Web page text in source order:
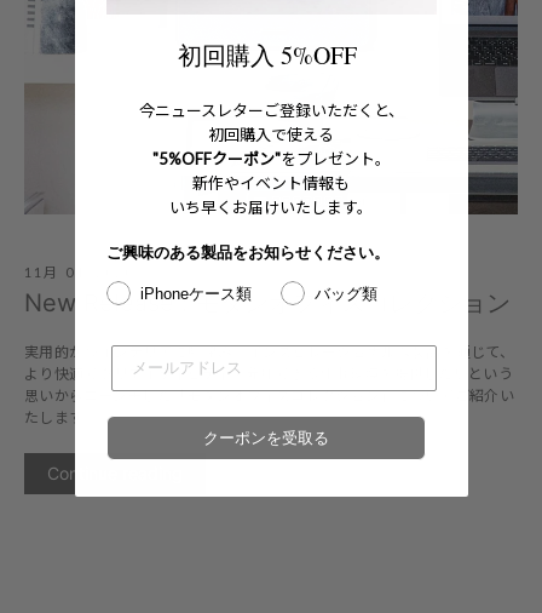
11月 04, 2020
New Release : モダンオフィスコレクション
実用的かつインテリアに馴染み、インスピレーショナルな製品を通じて、
より快適でクリエイティビティを発揮できる仕事環境を提供したいという
思いからローンチした「モダンオフィスコレクション」についてご紹介い
たします。
Continue reading
初回購入 5%OFF
今ニュースレターご登録いただくと、
初回購入で使える
"5%OFFクーポン"をプレゼント。
新作やイベント情報も
いち早くお届けいたします。
ご興味のある製品をお知らせください。
iPhoneケース類 バッグ類
クーポンを受取る